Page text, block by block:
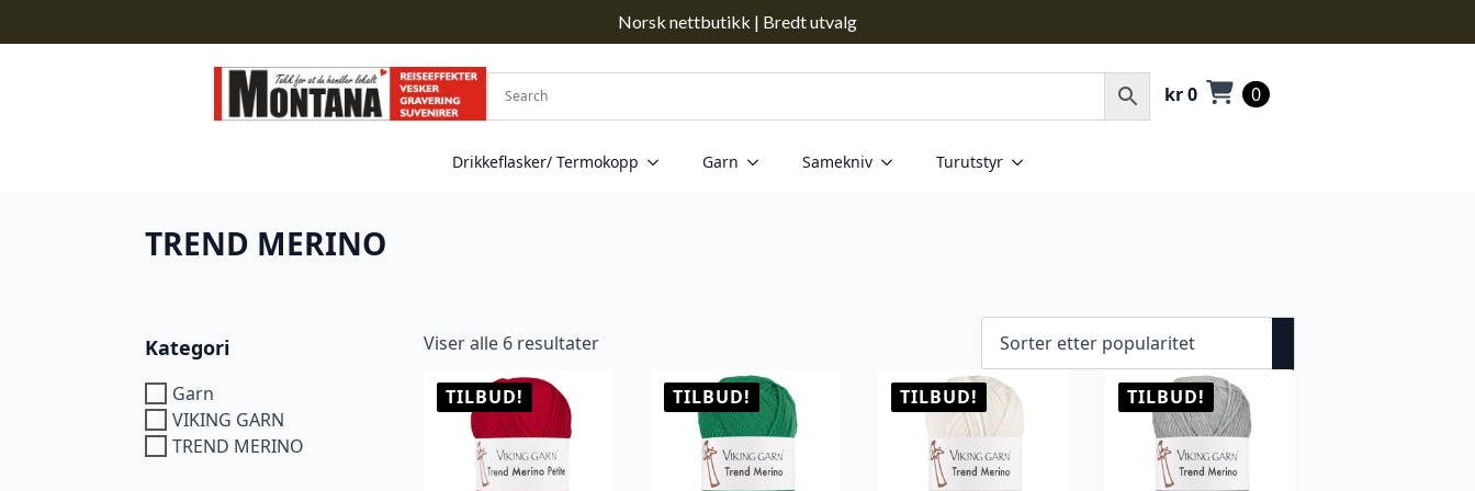
Norsk nettbutikk | Bredt utvalg
kr0 0
Drikkeflasker/ Termokopp Garn Samekniv Turutstyr
TREND MERINO
Kategori
Garn
VIKING GARN
TREND MERINO
Viser alle 6 resultaterSortert
propularitet
TILBUD! TILBUD! TILBUD! TILBUD!